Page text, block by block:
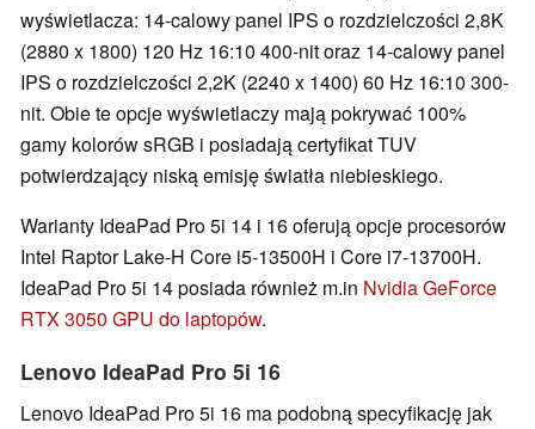
wyświetlacza: 14-calowy panel IPS o rozdzielczości 2,8K
(2880 x 1800) 120 Hz 16:10 400-nit oraz 14-calowy panel
IPS o rozdzielczości 2,2K (2240 x 1400) 60 Hz 16:10 300-
nit. Obie te opcje wyświetlaczy mają pokrywać 100%
gamy kolorów sRGB i posiadają certyfikat TUV
potwierdzający niską emisję światła niebieskiego.
Warianty IdeaPad Pro 5i 14 i 16 oferują opcje procesorów
Intel Raptor Lake-H Core i5-13500H i Core i7-13700H.
IdeaPad Pro 5i 14 posiada również m.in Nvidia GeForce
RTX 3050 GPU do laptopów.
Lenovo IdeaPad Pro 5i 16
Lenovo IdeaPad Pro 5i 16 ma podobną specyfikację jak